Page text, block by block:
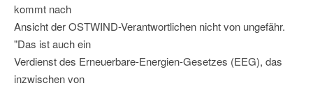
kommt nach
Ansicht der OSTWIND-Verantwortlichen nicht von ungefähr.
"Das ist auch ein
Verdienst des Erneuerbare-Energien-Gesetzes (EEG), das
inzwischen von